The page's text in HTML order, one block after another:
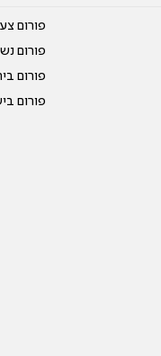
פורום
פורום
פורום
פורום